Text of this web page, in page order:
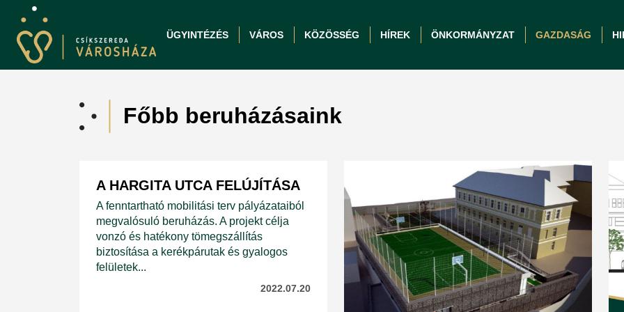
ÜGYINTÉZÉS VÁROS KÖZÖSSÉG HÍREK ÖNKORMÁNYZAT GAZDASÁG
Főbb beruházásaink
A HARGITA UTCA FELÚJÍTÁSA
A fenntartható mobilitási terv pályázataiból
megvalósuló beruházás. A projekt célja
vonzó és hatékony tömegszállítás
biztosítása a kerékpárutak és gyalogos
felületek...
2022.07.20